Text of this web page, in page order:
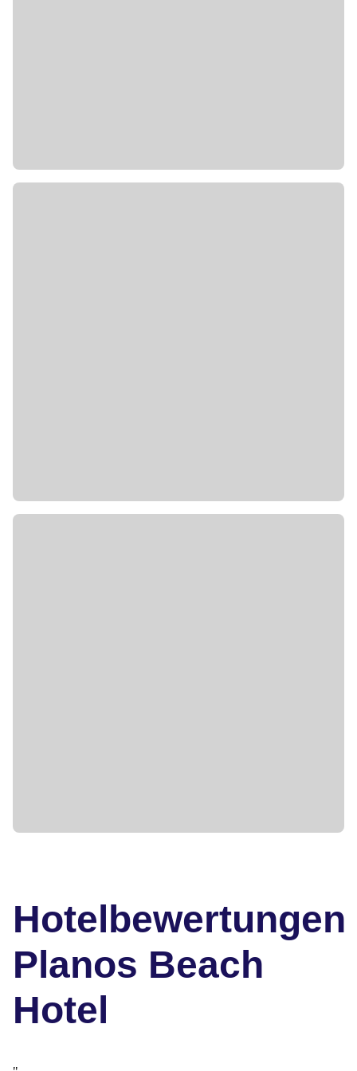
Hotelbewertungen
Planos Beach
Hotel